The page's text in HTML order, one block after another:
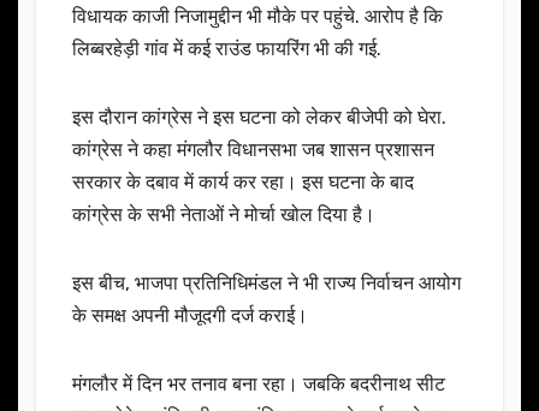
विधायक काजी निजामुद्दीन भी मौके पर पहुंचे. आरोप है कि
लिब्बरहेड़ी गांव में कई राउंड फायरिंग भी की गई.
इस दौरान कांग्रेस ने इस घटना को लेकर बीजेपी को घेरा.
कांग्रेस ने कहा मंगलौर विधानसभा जब शासन प्रशासन
सरकार के दबाव में कार्य कर रहा। इस घटना के बाद
कांग्रेस के सभी नेताओं ने मोर्चा खोल दिया है।
इस बीच, भाजपा प्रतिनिधिमंडल ने भी राज्य निर्वाचन आयोग
के समक्ष अपनी मौजूदगी दर्ज कराई।
मंगलौर में दिन भर तनाव बना रहा। जबकि बदरीनाथ सीट